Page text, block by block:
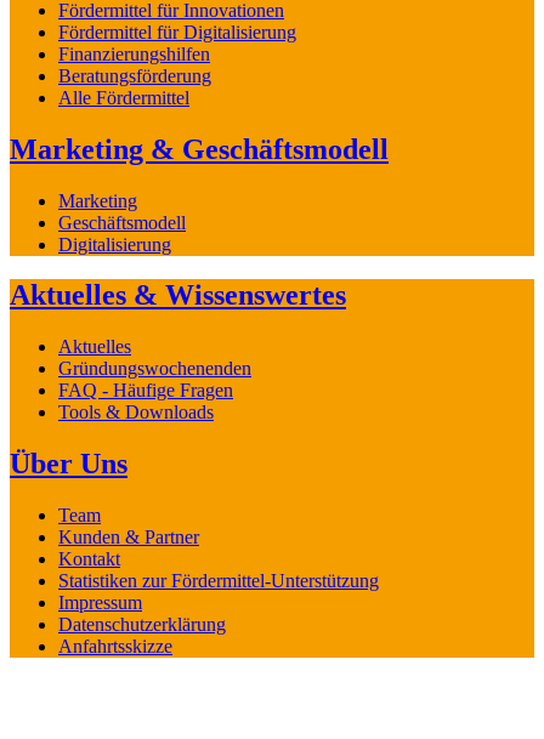
Fördermittel für Innovationen
Fördermittel für Digitalisierung
Finanzierungshilfen
Beratungsförderung
Alle Fördermittel
Marketing & Geschäftsmodell
Marketing
Geschäftsmodell
Digitalisierung
Aktuelles & Wissenswertes
Aktuelles
Gründungswochenenden
FAQ - Häufige Fragen
Tools & Downloads
Über Uns
Team
Kunden & Partner
Kontakt
Statistiken zur Fördermittel-Unterstützung
Impressum
Datenschutzerklärung
Anfahrtsskizze